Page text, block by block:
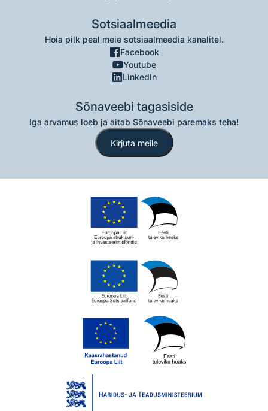
Sotsiaalmeedia
Hoia pilk peal meie sotsiaalmeedia kanalitel.
Facebook
Youtube
LinkedIn
Sõnaveebi tagasiside
Iga arvamus loeb ja aitab Sõnaveebi paremaks teha!
Kirjuta meile